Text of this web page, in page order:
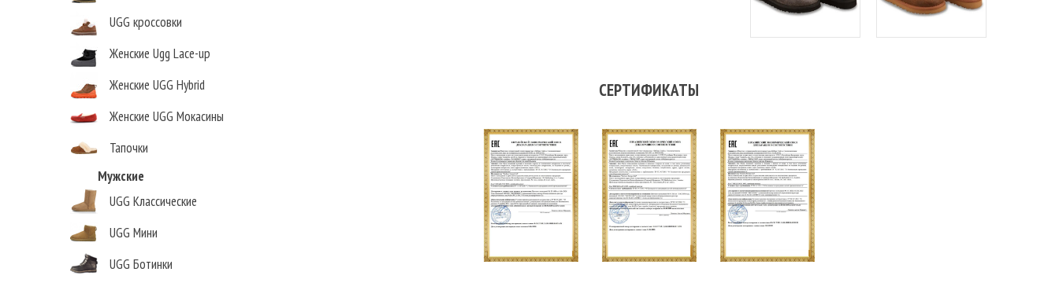
UGG кроссовки
Женские Ugg Lace-up
Женские UGG Hybrid
Женские UGG Мокасины
Тапочки
Мужские
UGG Классические
UGG Мини
UGG Ботинки
СЕРТИФИКАТЫ